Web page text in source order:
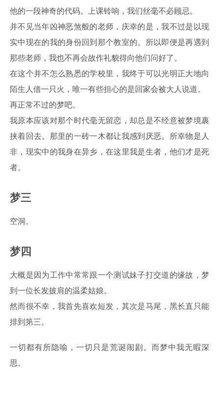
他的一段神奇的代码。上课铃响，我们丝毫不必顾忌。
并不见当年凶神恶煞般的老师，庆幸的是，我不过是以现
实中现在的我的身份回到那个教室的。所以即便是再遇到
那些老师，我也不再会故作礼貌得向他们问好了。
在这个并不怎么熟悉的学校里，我终于可以光明正大地向
陌生人借一只火，唯一有些担心的是回家会被大人说道。
再正常不过的梦吧。
我原本应该对那个时代毫无留恋，却总是不经意被梦境裹
挟着回去。那里的一砖一木都让我感到厌恶。所幸物是人
非，现实中的我身在异乡，在这里我是生者，他们才是死
者。
梦三
空洞。
梦四
大概是因为工作中常常跟一个测试妹子打交道的缘故，梦
到一位长发披肩的温柔姑娘。
然而很不幸，我首先喜欢短发，其次是马尾，黑长直只能
排到第三。
一切都有所隐喻，一切只是荒诞闹剧。而梦中我无暇深
思。